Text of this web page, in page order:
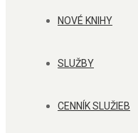
NOVÉ KNIHY
SLUŽBY
CENNÍK SLUŽIEB